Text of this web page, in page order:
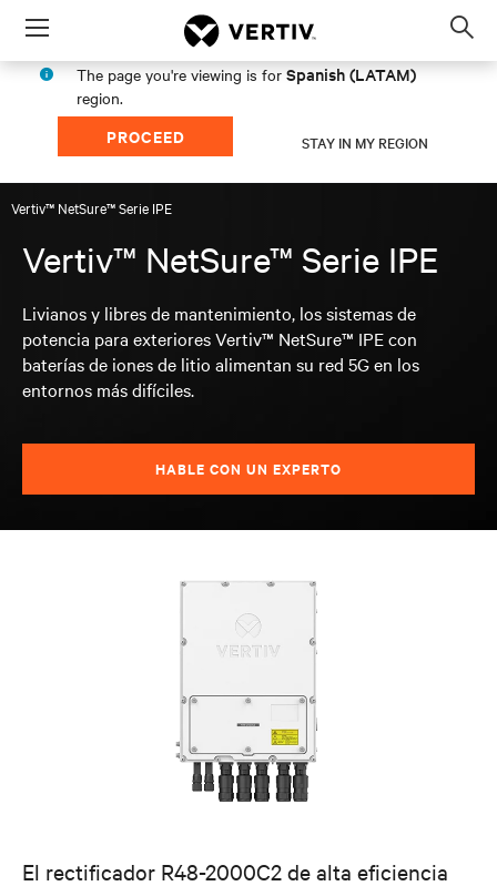
Menu
The page you're viewing is for Spanish (LATAM)
region.
PROCEED STAY IN MY REGION
Vertiv™ NetSure™ Serie IPE
Vertiv™ NetSure™ Serie IPE
Livianos y libres de mantenimiento, los sistemas de
potencia para exteriores Vertiv™ NetSure™ IPE con
baterías de iones de litio alimentan su red 5G en los
entornos más difíciles.
HABLE CON UN EXPERTO
El rectificador R48-2000C2 de alta eficiencia